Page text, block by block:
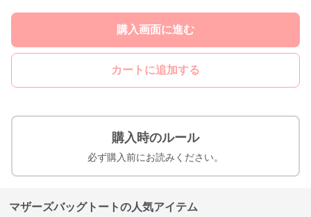
購入画面に進む
カートに追加する
購入時のルール
必ず購入前にお読みください。
マザーズバッグトートの人気アイテム